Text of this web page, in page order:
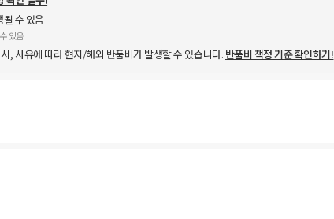
수 있음
있음
, 사유에 따라 현지/해외 반품비가 발생할 수 있습니다. 반품비 책정 기준 확인하기!